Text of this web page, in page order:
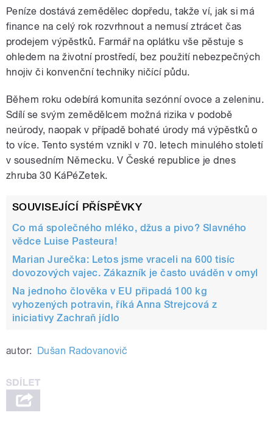
Peníze dostává zemědělec dopředu, takže ví, jak si má
finance na celý rok rozvrhnout a nemusí ztrácet čas
prodejem výpěstků. Farmář na oplátku vše pěstuje s
ohledem na životní prostředí, bez použití nebezpečných
hnojiv či konvenční techniky ničící půdu.
Během roku odebírá komunita sezónní ovoce a zeleninu.
Sdílí se svým zemědělcem možná rizika v podobě
neúrody, naopak v případě bohaté úrody má výpěstků o
to více. Tento systém vznikl v 70. letech minulého století
v sousedním Německu. V České republice je dnes
zhruba 30 KáPéZetek.
SOUVISEJÍCÍ PŘÍSPĚVKY
Co má společného mléko, džus a pivo? Slavného
vědce Luise Pasteura!
Marian Jurečka: Letos jsme vraceli na 600 tisíc
dovozových vajec. Zákazník je často uváděn v omyl
Na jednoho člověka v EU připadá 100 kg
vyhozených potravin, říká Anna Strejcová z
iniciativy Zachraň jídlo
autor: Dušan Radovanovič